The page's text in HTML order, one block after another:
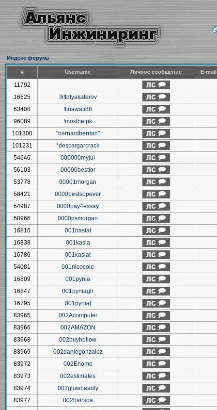
Индекс форума
# Username Личное сообщение E-
11792
16625
!liftdlyakaterov
63408
!linawati88
96089
!mostbetpk
101300
"bernardberrian"
101231
*descargarcrack
54646
000000myjul
56103
00000bestlor
53778
00001morgan
58421
0000bestsopever
54987
0000pay4essay
58966
0000psmorgan
16816
001basiat
16838
001kasia
16786
001kasiat
54081
001nicocole
16809
001pynia
16847
001pyniagh
16795
001pyniat
83965
002Acomputer
83966
002AMAZON
83968
002buyhollow
83969
002daniegonzalez
83972
002Ehome
83973
002estimates
83974
002glowbeauty
83977
002hairspa